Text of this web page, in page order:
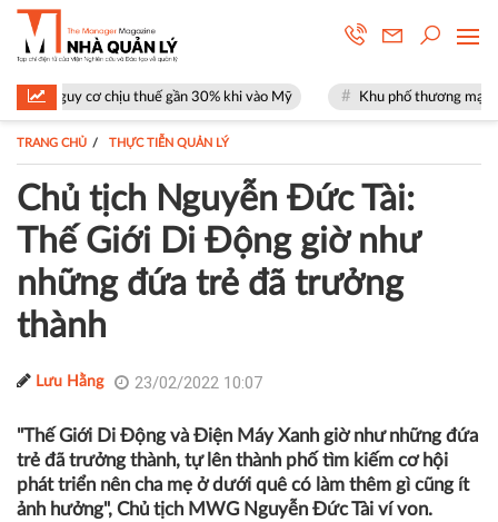
thuế gần 30% khi vào Mỹ Khu phố thương mại SOHO tại The
TRANG CHỦ THỰC TIỄN QUẢN LÝ
Chủ tịch Nguyễn Đức Tài:
Thế Giới Di Động giờ như
những đứa trẻ đã trưởng
thành
Lưu Hằng 23/02/2022 10:07
"Thế Giới Di Động và Điện Máy Xanh giờ như những đứa
trẻ đã trưởng thành, tự lên thành phố tìm kiếm cơ hội
phát triển nên cha mẹ ở dưới quê có làm thêm gì cũng ít
ảnh hưởng", Chủ tịch MWG Nguyễn Đức Tài ví von.